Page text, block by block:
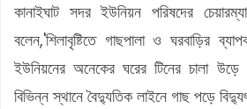
কানাইঘাট সদর ইউনিয়ন পরিষদের
বলেন,'শিলাবৃষ্টিতে গাছপালা ও ঘরবাড়ির
ইউনিয়নের অনেকের ঘরের টিনের চালা
বিভিন্ন স্থানে বৈদ্যুতিক লাইনে গাছ পড়ে